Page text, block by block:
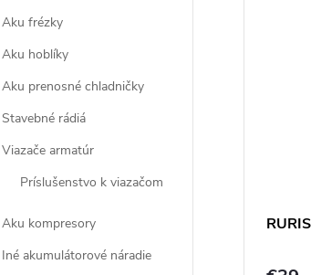
Aku frézky
Aku hoblíky
Aku prenosné chladničky
Stavebné rádiá
Viazače armatúr
Príslušenstvo k viazačom
Aku kompresory
Iné akumulátorové náradie